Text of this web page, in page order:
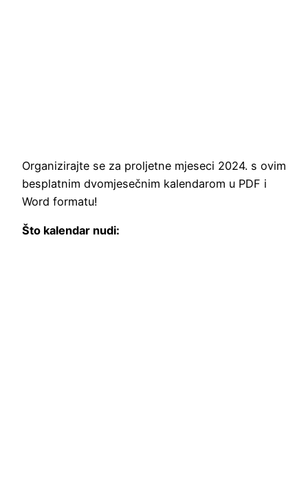
Organizirajte se za proljetne mjeseci 2024. s ovim
besplatnim dvomjesečnim kalendarom u PDF i
Word formatu!
Što kalendar nudi: